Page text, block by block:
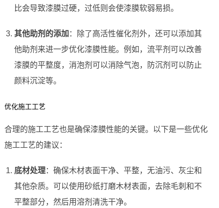
比会导致漆膜过硬，过低则会使漆膜软弱易损。
其他助剂的添加 ：除了高活性催化剂外，还可以添加其
他助剂来进一步优化漆膜性能。例如，流平剂可以改善
漆膜的平整度，消泡剂可以消除气泡，防沉剂可以防止
颜料沉淀等。
优化施工工艺
合理的施工工艺也是确保漆膜性能的关键。以下是一些优化
施工工艺的建议：
底材处理：确保木材表面干净、平整，无油污、灰尘和
其他杂质。可以使用砂纸打磨木材表面，去除毛刺和不
平整部分，然后用溶剂清洗干净。